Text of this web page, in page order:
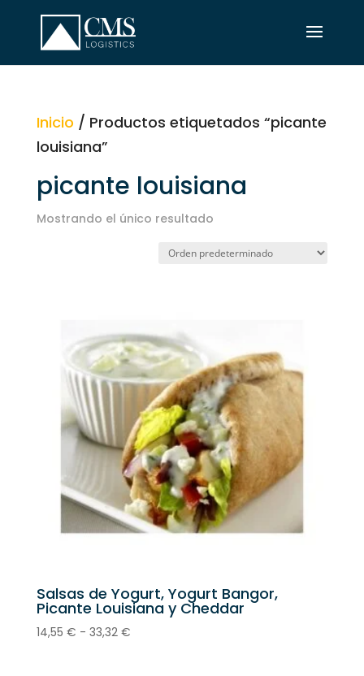
Inicio / Productos etiquetados “picante
louisiana”
picante louisiana
Mostrando el único resultado
Salsas de Yogurt, Yogurt Bangor,
Picante Louisiana y Cheddar
14,55 € - 33,32 €Rango